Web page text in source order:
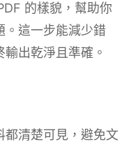
的樣貌，幫助你
。這一步能減少錯
出乾淨且準確。
都清楚可見，避免文